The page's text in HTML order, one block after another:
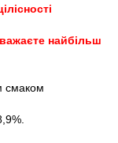
найбільш
смаком